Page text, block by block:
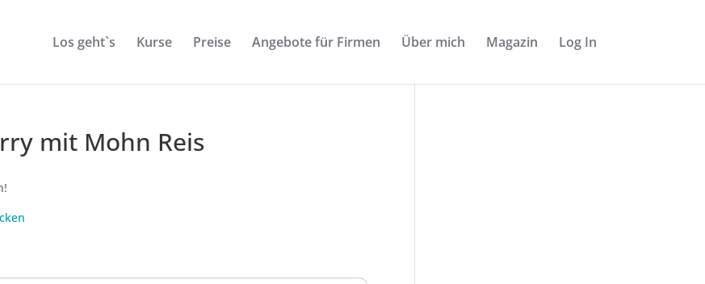
Los geht`s Kurse Preise Angebote für Firmen Über mich Magazin Log In
mit Mohn Reis